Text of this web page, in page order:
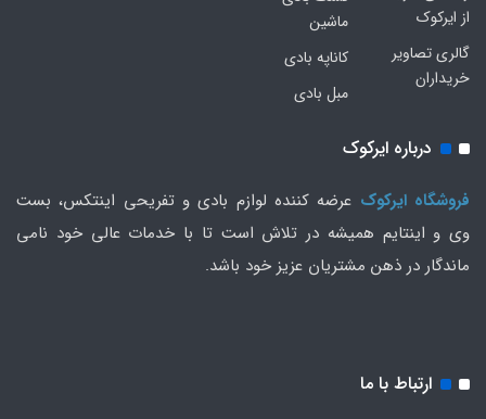
از ایرکوک
گالری تصاویر
خریداران
ماشین
کاناپه بادی
مبل بادی
درباره ایرکوک
فروشگاه ایرکوک عرضه کننده لوازم بادی و تفریحی اینتکس، بست
وی و اینتایم همیشه در تلاش است تا با خدمات عالی خود نامی
ماندگار در ذهن مشتریان عزیز خود باشد.
ارتباط با ما